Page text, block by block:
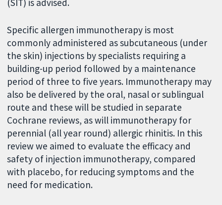
(SIT) is advised.
Specific allergen immunotherapy is most
commonly administered as subcutaneous (under
the skin) injections by specialists requiring a
building-up period followed by a maintenance
period of three to five years. Immunotherapy may
also be delivered by the oral, nasal or sublingual
route and these will be studied in separate
Cochrane reviews, as will immunotherapy for
perennial (all year round) allergic rhinitis. In this
review we aimed to evaluate the efficacy and
safety of injection immunotherapy, compared
with placebo, for reducing symptoms and the
need for medication.